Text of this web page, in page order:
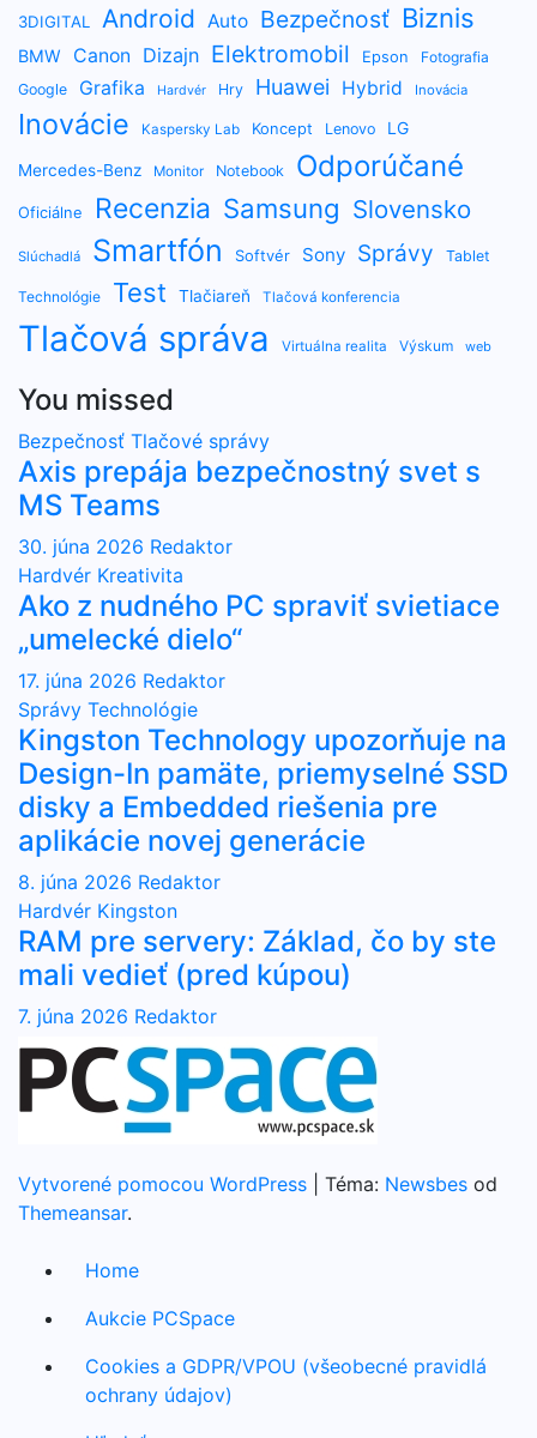
3DIGITAL Android Auto Bezpečnosť Biznis
BMW Canon Dizajn Elektromobil Epson
Fotografia
Google
Grafika Hardvér Hry Huawei Hybrid Inovácia
Inovácie Kaspersky Lab Koncept Lenovo LG
Mercedes-Benz Monitor Notebook Odporúčané
Oficiálne Recenzia Samsung Slovensko
Slúchadlá Smartfón Softvér Sony Správy Tablet
Technológie Test Tlačiareň Tlačová konferencia
Tlačová správa Virtuálna realita Výskum web
You missed
Bezpečnosť Tlačové správy
Axis prepája bezpečnostný svet s
MS Teams
30. júna 2026 Redaktor
Hardvér Kreativita
Ako z nudného PC spraviť svietiace
„umelecké dielo“
17. júna 2026 Redaktor
Správy Technológie
Kingston Technology upozorňuje na
Design-In pamäte, priemyselné SSD
disky a Embedded riešenia pre
aplikácie novej generácie
8. júna 2026 Redaktor
Hardvér Kingston
RAM pre servery: Základ, čo by ste
mali vedieť (pred kúpou)
7. júna 2026 Redaktor
Vytvorené pomocou WordPress Téma: Newsbes od
Themeansar.
Home
Aukcie PCSpace
Cookies a GDPR/VPOU (všeobecné pravidlá
ochrany údajov)